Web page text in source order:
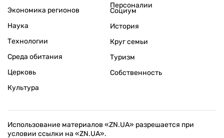
Экономика регионов
Персоналии
Наука
Технологии
Среда обитания
Церковь
Культура
Социум
История
Круг семьи
Туризм
Собственность
Использование материалов «ZN.UA» разрешается при
условии ссылки на «ZN.UA».